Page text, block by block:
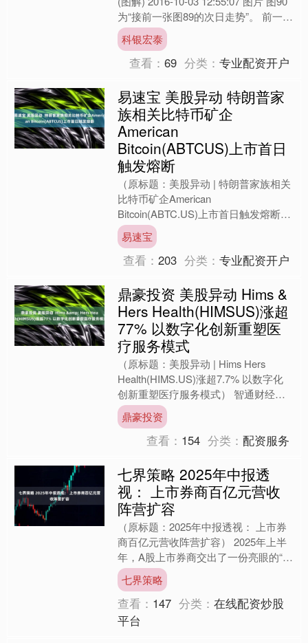
为“接前一张图89的次日走势”。 前一日
图89中的最低价处三次受....
科银宏泰
查看：69 分类：专业配资开户
易速宝 美股异动 特朗普家
族相关比特币矿企
American
Bitcoin(ABTCUS)上市首日
触发熔断
（原标题：美股异动 | 特朗普家族相关
比特币矿企American
Bitcoin(ABTC.US)上市首日触发熔断）
智通财经APP获悉，American Bi....
易速宝
查看：203 分类：专业配资开户
鼎豪投资 美股异动 Hims &
Hers Health(HIMSUS)涨超
77% 以数字化创新重塑医
疗服务模式
（原标题：美股异动 | Hims Hers
Health(HIMS.US)涨超7.7% 以数字化
创新重塑医疗服务模式） 智通财经
APP获悉，Hims Hers ....
鼎豪投资
查看： 154 分类：配资服务
七界策略 2025年中报透
视： 上市券商百亿元营收
阵营扩容
（原标题：2025年中报透视： 上市券
商百亿元营收阵营扩容） 2025年上半
年，A股上市券商交出了一份亮眼的“成
绩单”。Wind数据显示，42家上市券商
合计实现....
七界策略
查看： 147 分类：在线配资炒股
平台